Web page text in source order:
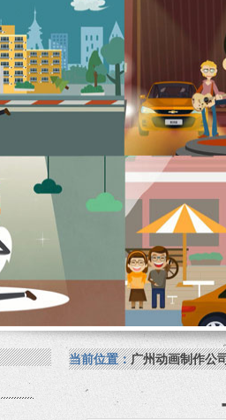
当前位置：广州动画制作公